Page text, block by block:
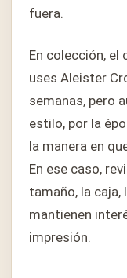
fuera.
En colección, el
uses Aleister
semanas, pero
estilo, por la
la manera en
En ese caso,
tamaño, la caja,
mantienen
impresión.